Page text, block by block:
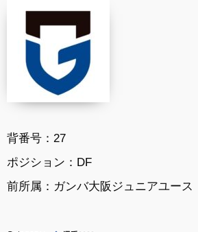
背番号：27
ポジション：DF
前所属：ガンバ大阪ジュニアユース